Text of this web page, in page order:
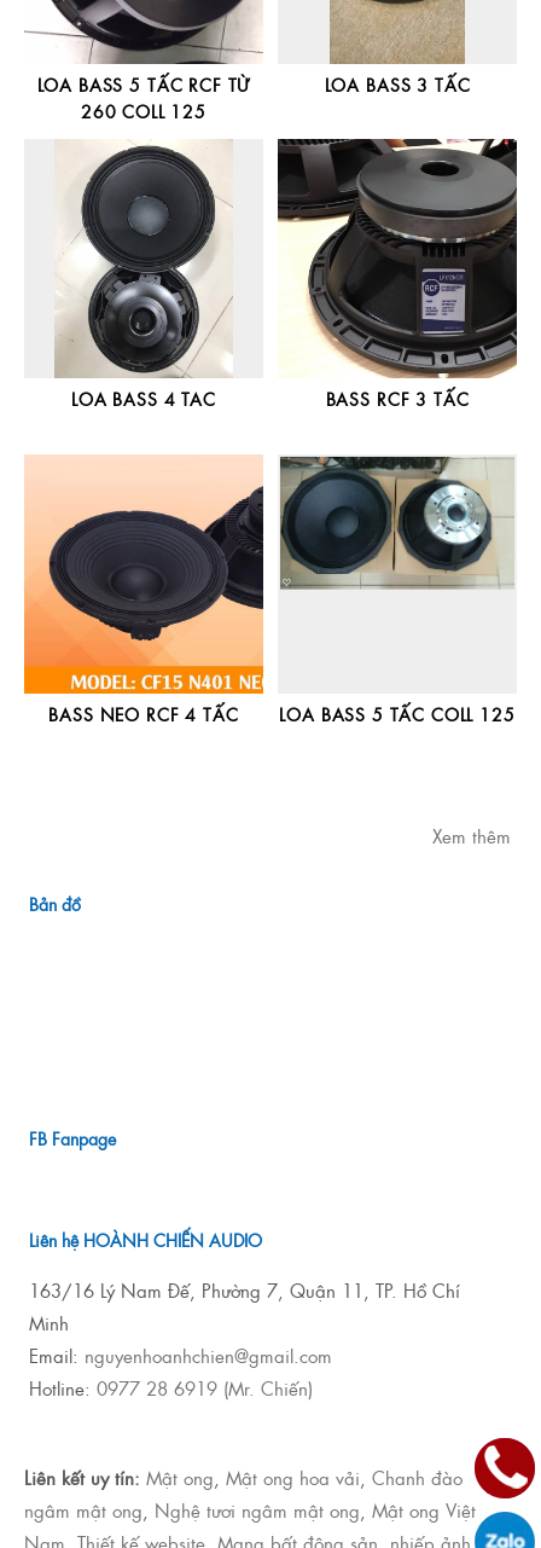
LOA BASS 5 TẤC RCF TỪ
260 COLL 125
LOA BASS 3 TẤC
LOA BASS 4 TAC BASS RCF 3 TẤC
BASS NEO RCF 4 TẤC LOA BASS 5 TẤC COLL 125
Xem thêm
Bản đồ
FB Fanpage
Liên hệ HOÀNH CHIẾN AUDIO
163/16 Lý Nam Đế, Phường 7, Quận 11, TP. Hồ Chí
Minh
Email: nguyenhoanhchien@gmail.com
Hotline: 0977 28 6919 (Mr. Chiến)
Liên kết uy tín: Mật ong Mật ong hoa vải Chanh đào
ngâm mật ong Nghệ tươi ngâm mật ong Mật ong Việt
Nam Thiết kế website Mạng bất động sản nhiếp ảnh